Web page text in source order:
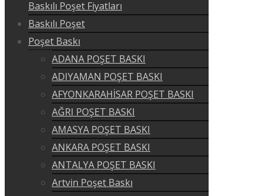
Baskılı Poşet Fiyatları
Baskılı Poşet
Poşet Baskı
ADANA POŞET BASKI
ADIYAMAN POŞET BASKI
AFYONKARAHİSAR POŞET BASKI
AĞRI POŞET BASKI
AMASYA POŞET BASKI
ANKARA POŞET BASKI
ANTALYA POŞET BASKI
Artvin Poşet Baskı